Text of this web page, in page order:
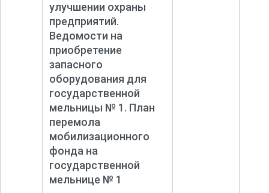
улучшении охраны
предприятий.
Ведомости на
приобретение
запасного
оборудования для
государственной
мельницы № 1. План
перемола
мобилизационного
фонда на
государственной
мельнице № 1